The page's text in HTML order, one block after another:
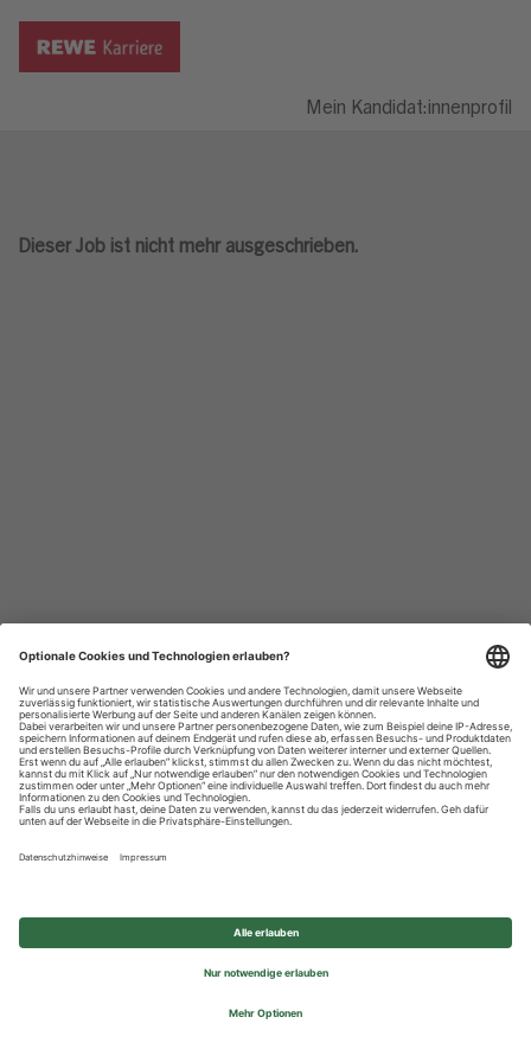
Mein Kandidat:innenprofil
Dieser Job ist nicht mehr ausgeschrieben.
Datenschutzhinweise
Impressum
Privatsphäre-Einstellungen
© 2026 REWE Group - All rights reserved